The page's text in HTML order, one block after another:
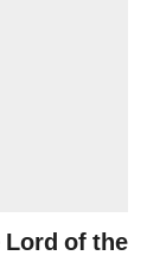
Lord of the